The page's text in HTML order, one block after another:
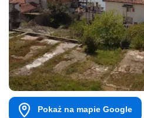
Pokaż na mapie Google